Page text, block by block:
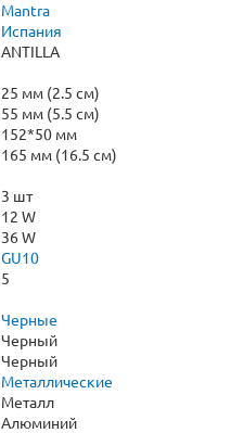
Mantra
Испания
ANTILLA
25 мм (2.5 см)
55 мм (5.5 см)
152*50 мм
165 мм (16.5 см)
3 шт
12 W
36 W
GU10
5
Черные
Черный
Черный
Металлические
Металл
Алюминий